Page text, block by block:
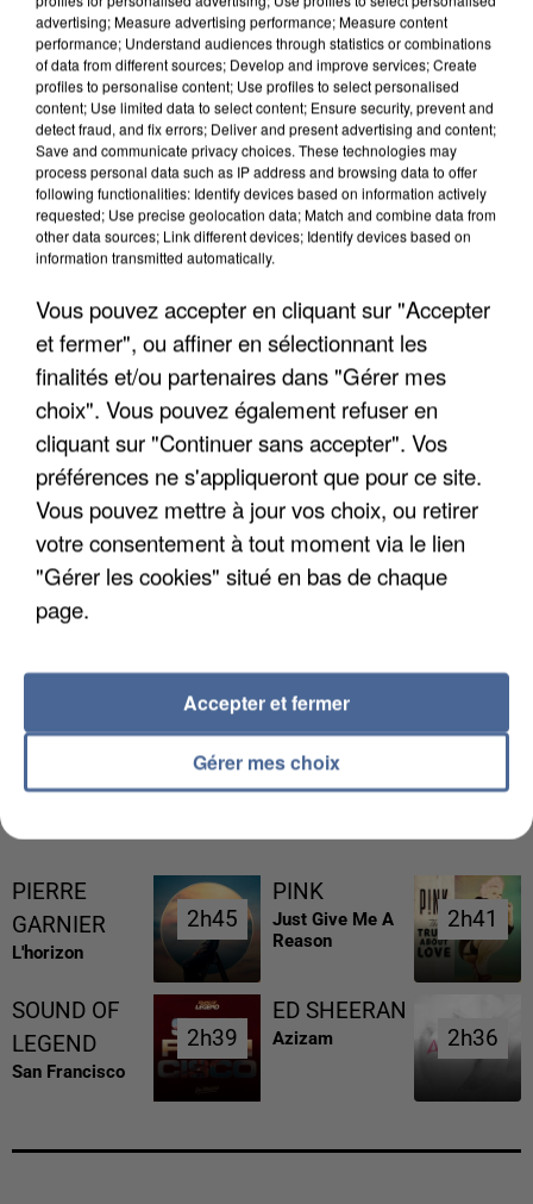
APRÈS TOUTES CES CANICULES, LES REFUGES
DE FAUNE SAUVAGE SONT...
L’UN DES FONDATEURS SUPPOSÉS DE LA DZ
MAFIA INTERPELLÉ EN ALGÉRIE
PIERRE
GARNIER
L'horizon
2h45
2h45
PINK
Just Give Me A
Reason
2h41
2h41
SOUND OF
LEGEND
San Francisco
2h39
2h39
ED SHEERAN
Azizam 2h36
2h36
advertising; Measure advertising performance; Measure content
performance; Understand audiences through statistics or combinations
of data from different sources; Develop and improve services; Create
profiles to personalise content; Use profiles to select personalised
content; Use limited data to select content; Ensure security, prevent and
detect fraud, and fix errors; Deliver and present advertising and content;
Save and communicate privacy choices. These technologies may
process personal data such as IP address and browsing data to offer
following functionalities: Identify devices based on information actively
requested; Use precise geolocation data; Match and combine data from
other data sources; Link different devices; Identify devices based on
information transmitted automatically.
Vous pouvez accepter en cliquant sur "Accepter
et fermer", ou affiner en sélectionnant les
finalités et/ou partenaires dans "Gérer mes
choix". Vous pouvez également refuser en
cliquant sur "Continuer sans accepter". Vos
préférences ne s'appliqueront que pour ce site.
Vous pouvez mettre à jour vos choix, ou retirer
votre consentement à tout moment via le lien
"Gérer les cookies" situé en bas de chaque
page.
Gérer mes choix
Accepter et fermer